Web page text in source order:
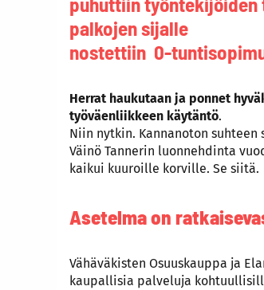
palkojen sijalle
nostettiin 0-
Herrat haukutaan ja ponnet
työväenliikkeen käytäntö.
Niin nytkin. Kannanoton
Väinö Tannerin luonnehdinta
kaikui kuuroille korville. Se siitä.
Asetelma on
Vähäväkisten Osuuskauppa ja
kaupallisia palveluja